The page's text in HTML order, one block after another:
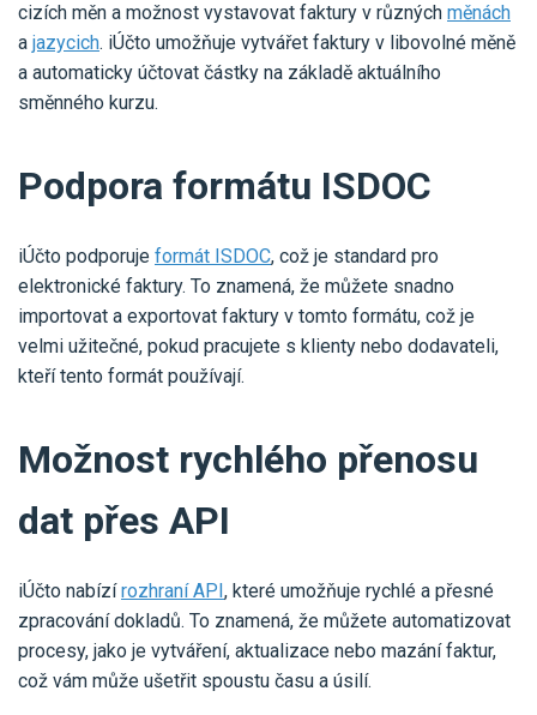
cizích měn a možnost vystavovat faktury v různých měnách
a jazycich. iÚčto umožňuje vytvářet faktury v libovolné měně
a automaticky účtovat částky na základě aktuálního
směnného kurzu.
Podpora formátu ISDOC
iÚčto podporuje formát ISDOC, což je standard pro
elektronické faktury. To znamená, že můžete snadno
importovat a exportovat faktury v tomto formátu, což je
velmi užitečné, pokud pracujete s klienty nebo dodavateli,
kteří tento formát používají.
Možnost rychlého přenosu
dat přes API
iÚčto nabízírozhraní API , které umožňuje rychlé a přesné
zpracování dokladů. To znamená, že můžete automatizovat
procesy, jako je vytváření, aktualizace nebo mazání faktur,
což vám může ušetřit spoustu času a úsilí.